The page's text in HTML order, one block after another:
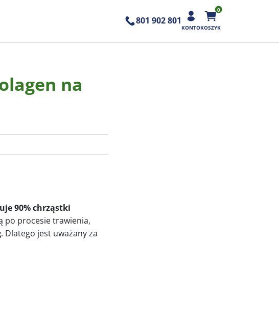
801 902 801
KONTO
0
KOSZYK
na
90% chrząstki
po procesie trawienia,
. Dlatego jest uważany za